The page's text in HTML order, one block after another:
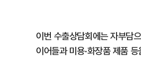
이번 수출상담회에는 자부담
이어들과 미용·화장품 제품